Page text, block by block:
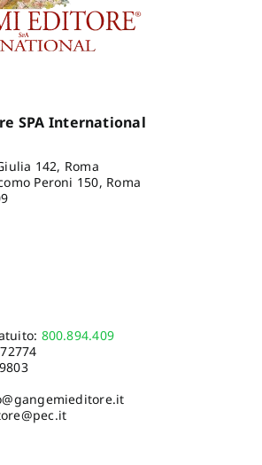
SPA International
142, Roma
Peroni 150, Roma
800.894.409